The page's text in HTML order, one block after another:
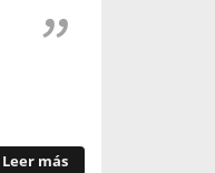
Leer más